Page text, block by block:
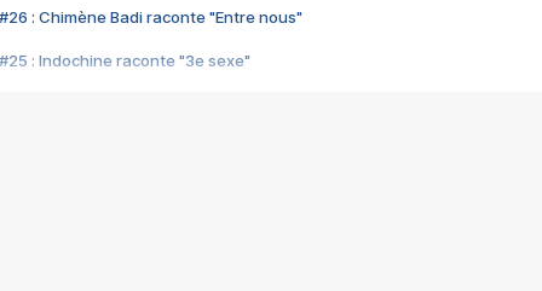
#26 : Chimène Badi raconte "Entre nous"
#25 : Indochine raconte "3e sexe"